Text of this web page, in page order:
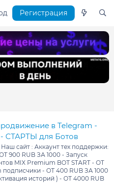
Регистрация
в Telegram -
СТАРТЫ для Ботов
сайт : Аккаунт тех поддержки:
900 RUB ЗА 1000 - Запуск
MIX Premium BOT START - ОТ
- ОТ 400 RUB ЗА 1000
историй ) - ОТ 4000 RUB